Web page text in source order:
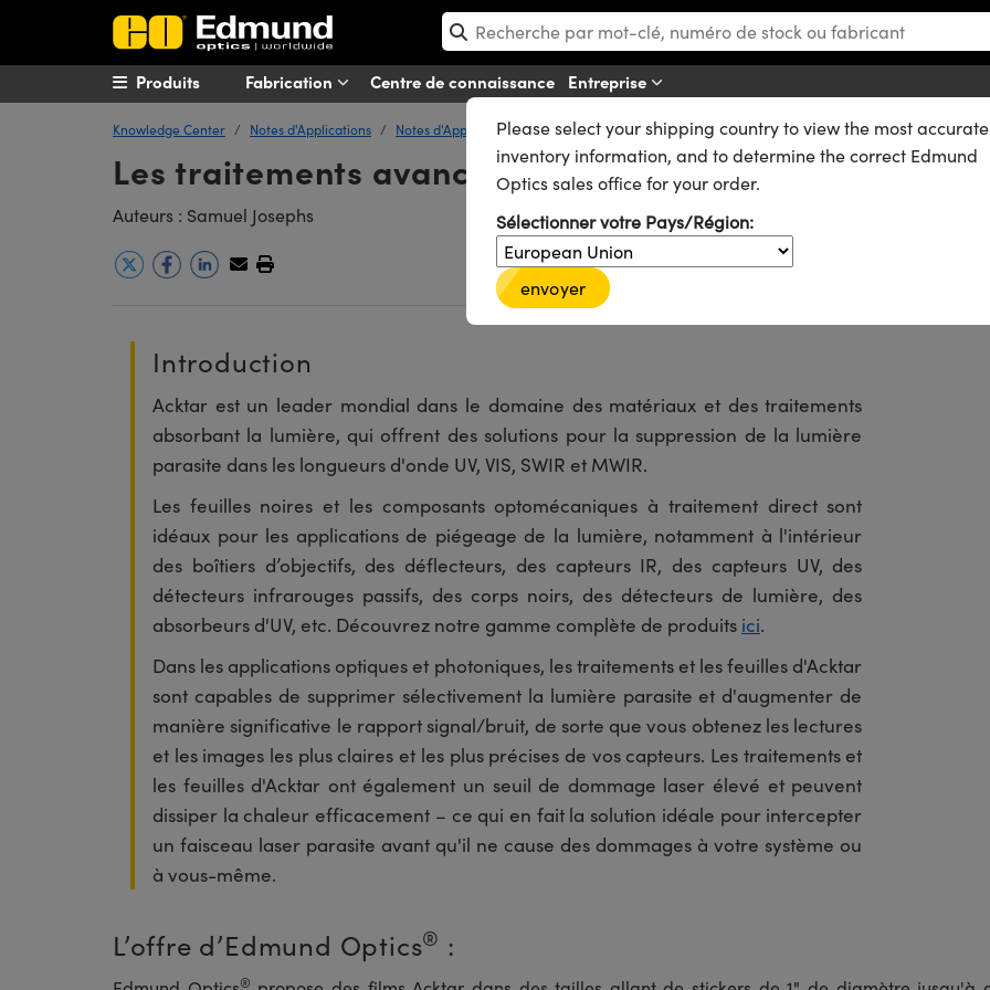
Fabrication Centre de connaissance Entreprise
Produits
Knowledge Center Notes d'Applications Notes d'Applications Les traitements avancés d'Acktar
Les traitements avancés d'Acktar
Auteurs : Samuel Josephs
Introduction
Acktar est un leader mondial dans le domaine des matériaux et des traitements
absorbant la lumière, qui offrent des solutions pour la suppression de la lumière
parasite dans les longueurs d'onde UV, VIS, SWIR et MWIR.
Les feuilles noires et les composants optomécaniques à traitement direct sont
idéaux pour les applications de piégeage de la lumière, notamment à l'intérieur
des boîtiers d’objectifs, des déflecteurs, des capteurs IR, des capteurs UV, des
détecteurs infrarouges passifs, des corps noirs, des détecteurs de lumière, des
absorbeurs d'UV, etc. Découvrez notre gamme complète de produits ici.
Dans les applications optiques et photoniques, les traitements et les feuilles d'Acktar
sont capables de supprimer sélectivement la lumière parasite et d'augmenter de
manière significative le rapport signal/bruit, de sorte que vous obtenez les lectures
et les images les plus claires et les plus précises de vos capteurs. Les traitements et
les feuilles d'Acktar ont également un seuil de dommage laser élevé et peuvent
dissiper la chaleur efficacement – ce qui en fait la solution idéale pour intercepter
un faisceau laser parasite avant qu'il ne cause des dommages à votre système ou
à vous-même.
L’offre d’Edmund Optics® :
®
Please select your shipping country to view the most accurate
inventory information, and to determine the correct Edmund
Optics sales office for your order.
Sélectionner votre Pays/Région:
envoyer